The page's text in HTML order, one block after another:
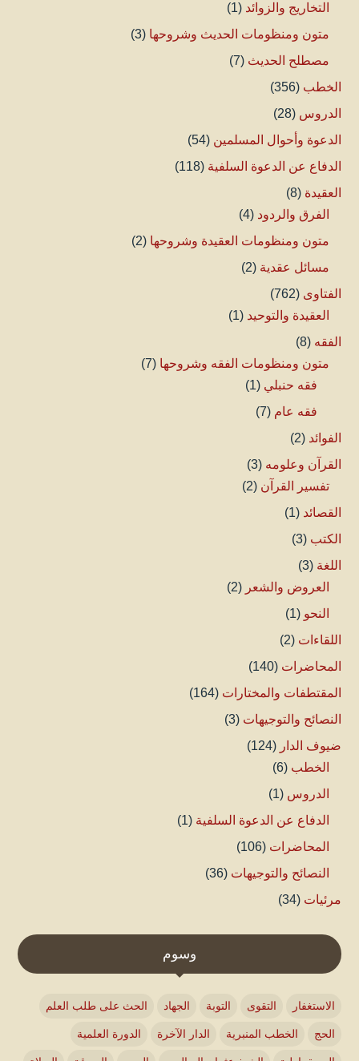
التخاريج والزوائد (1)
متون ومنظومات الحديث وشروحها (3)
مصطلح الحديث (7)
الخطب (356)
الدروس (28)
الدعوة وأحوال المسلمين (54)
الدفاع عن الدعوة السلفية (118)
العقيدة (8)
الفرق والردود (4)
متون ومنظومات العقيدة وشروحها (2)
مسائل عقدية (2)
الفتاوى (762)
العقيدة والتوحيد (1)
الفقه (8)
متون ومنظومات الفقه وشروحها (7)
فقه حنبلي (1)
فقه عام (7)
الفوائد (2)
القرآن وعلومه (3)
تفسير القرآن (2)
القصائد (1)
الكتب (3)
اللغة (3)
العروض والشعر (2)
النحو (1)
اللقاءات (2)
المحاضرات (140)
المقتطفات والمختارات (164)
النصائح والتوجيهات (3)
ضيوف الدار (124)
الخطب (6)
الدروس (1)
الدفاع عن الدعوة السلفية (1)
المحاضرات (106)
النصائح والتوجيهات (36)
مرئيات (34)
وسوم
الاستغفار التقوى التوبة الجهاد الحث على طلب العلم
الحج الخطب المنبرية الدار الآخرة الدورة العلمية